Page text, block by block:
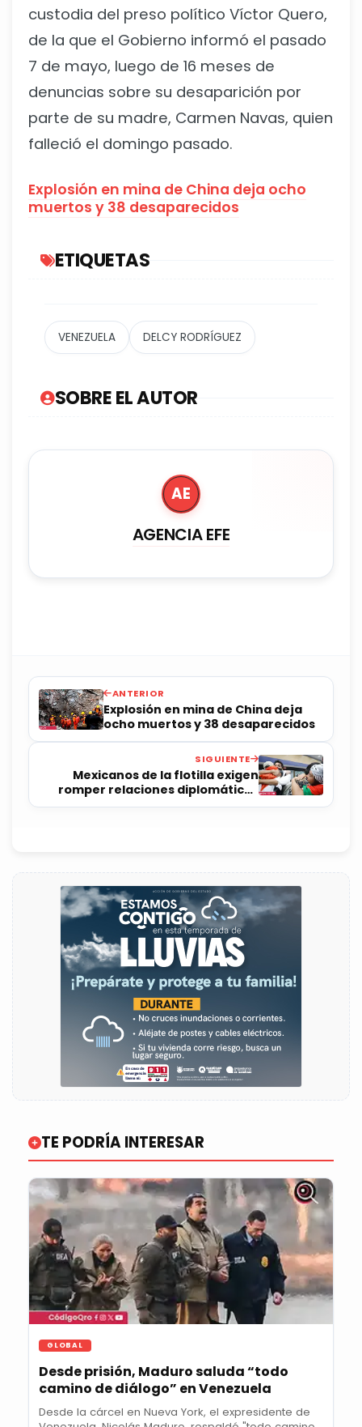
custodia del preso político Víctor Quero,
de la que el Gobierno informó el pasado
7 de mayo, luego de 16 meses de
denuncias sobre su desaparición por
parte de su madre, Carmen Navas, quien
falleció el domingo pasado.
Explosión en mina de China deja ocho
muertos y 38 desaparecidos
ETIQUETAS
VENEZUELA DELCY RODRÍGUEZ
SOBRE EL AUTOR
AE
AGENCIA EFE
ANTERIOR
Explosión en mina de China deja
ocho muertos y 38 desaparecidos
SIGUIENTE
Mexicanos de la flotilla exigen
romper relaciones diplomáticas
con Israel
TE PODRÍA INTERESAR
GLOBAL
Desde prisión, Maduro saluda “todo
camino de diálogo” en Venezuela
Desde la cárcel en Nueva York, el expresidente de